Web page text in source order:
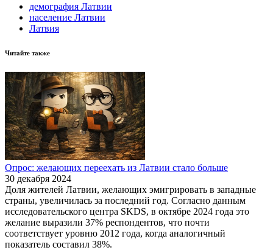
демография Латвии
население Латвии
Латвия
Читайте также
Опрос: желающих переехать из Латвии стало больше
30 декабря 2024
Доля жителей Латвии, желающих эмигрировать в западные
страны, увеличилась за последний год. Согласно данным
исследовательского центра SKDS, в октябре 2024 года это
желание выразили 37% респондентов, что почти
соответствует уровню 2012 года, когда аналогичный
показатель составил 38%.